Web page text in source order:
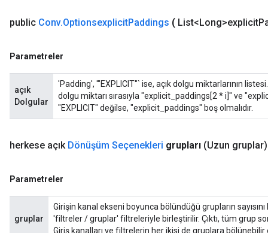
public Conv.OptionsexplicitPaddings ( List<Long>explicit
Parametreler
açık
Dolgular
'Padding', '"EXPLICIT"` ise, açık dolgu miktarlarının
dolgu miktarı sırasıyla "explicit_paddings[2 * i]" ve
"EXPLICIT" değilse, "explicit_paddings" boş olmalıdır.
herkese açık Dönüşüm Seçenekleri grupları (Uzun gruplar)
Parametreler
gruplar
Girişin kanal ekseni boyunca bölündüğü grupların
'filtreler / gruplar' filtreleriyle birleştirilir. Çıktı, tüm grup
Giriş kanalları ve filtrelerin her ikisi de gruplara bölünebilir